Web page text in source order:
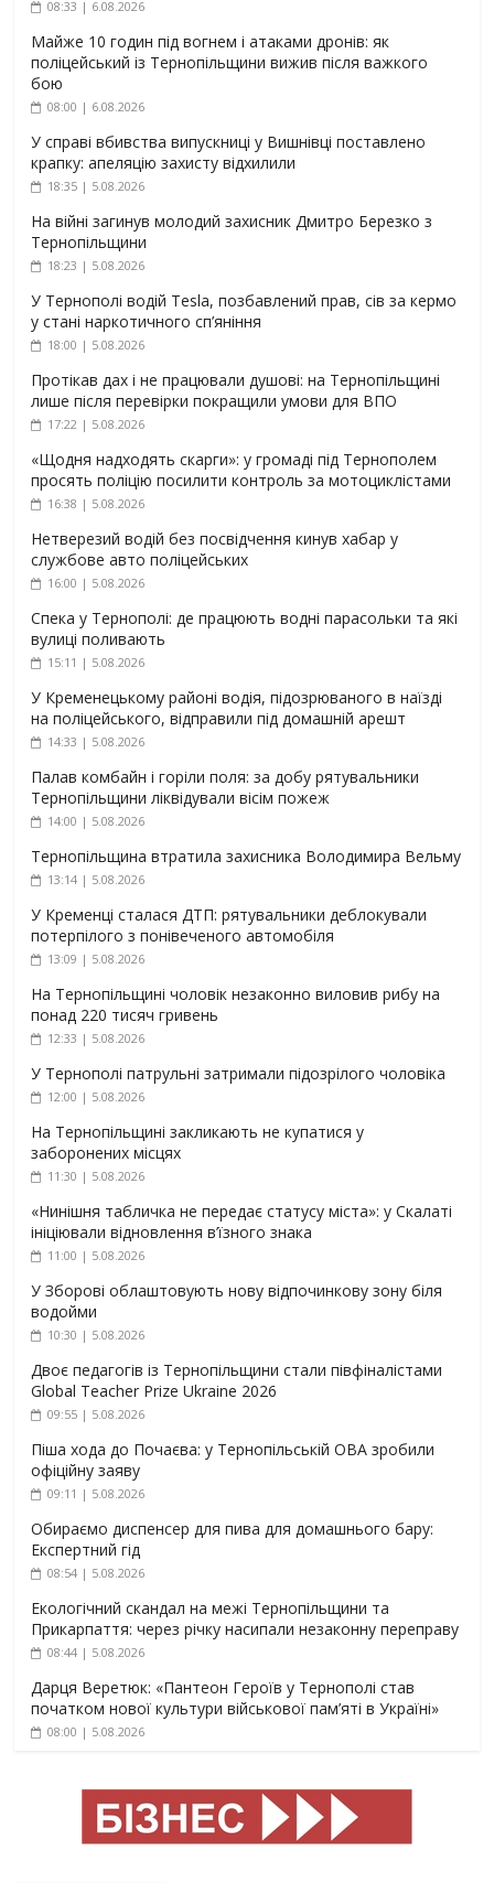
08:33 | 6.08.2026
Майже 10 годин під вогнем і атаками дронів: як
поліцейський із Тернопільщини вижив після важкого
бою
08:00 | 6.08.2026
У справі вбивства випускниці у Вишнівці поставлено
крапку: апеляцію захисту відхилили
18:35 | 5.08.2026
На війні загинув молодий захисник Дмитро Березко з
Тернопільщини
18:23 | 5.08.2026
У Тернополі водій Tesla, позбавлений прав, сів за кермо
у стані наркотичного сп’яніння
18:00 | 5.08.2026
Протікав дах і не працювали душові: на Тернопільщині
лише після перевірки покращили умови для ВПО
17:22 | 5.08.2026
«Щодня надходять скарги»: у громаді під Тернополем
просять поліцію посилити контроль за мотоциклістами
16:38 | 5.08.2026
Нетверезий водій без посвідчення кинув хабар у
службове авто поліцейських
16:00 | 5.08.2026
Спека у Тернополі: де працюють водні парасольки та які
вулиці поливають
15:11 | 5.08.2026
У Кременецькому районі водія, підозрюваного в наїзді
на поліцейського, відправили під домашній арешт
14:33 | 5.08.2026
Палав комбайн і горіли поля: за добу рятувальники
Тернопільщини ліквідували вісім пожеж
14:00 | 5.08.2026
Тернопільщина втратила захисника Володимира Вельму
13:14 | 5.08.2026
У Кременці сталася ДТП: рятувальники деблокували
потерпілого з понівеченого автомобіля
13:09 | 5.08.2026
На Тернопільщині чоловік незаконно виловив рибу на
понад 220 тисяч гривень
12:33 | 5.08.2026
У Тернополі патрульні затримали підозрілого чоловіка
12:00 | 5.08.2026
На Тернопільщині закликають не купатися у
заборонених місцях
11:30 | 5.08.2026
«Нинішня табличка не передає статусу міста»: у Скалаті
ініціювали відновлення в’їзного знака
11:00 | 5.08.2026
У Зборові облаштовують нову відпочинкову зону біля
водойми
10:30 | 5.08.2026
Двоє педагогів із Тернопільщини стали півфіналістами
Global Teacher Prize Ukraine 2026
09:55 | 5.08.2026
Піша хода до Почаєва: у Тернопільській ОВА зробили
офіційну заяву
09:11 | 5.08.2026
Обираємо диспенсер для пива для домашнього бару:
Експертний гід
08:54 | 5.08.2026
Екологічний скандал на межі Тернопільщини та
Прикарпаття: через річку насипали незаконну переправу
08:44 | 5.08.2026
Дарця Веретюк: «Пантеон Героїв у Тернополі став
початком нової культури військової пам’яті в Україні»
08:00 | 5.08.2026